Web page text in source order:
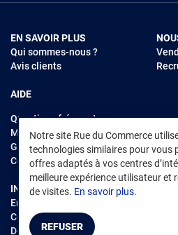
EN SAVOIR PLUS
Qui sommes-nous ?
Avis clients
AIDE
Questions fréquentes
Modes de règlements
Garantie et retours
Contacter Rue du Commerce
INFORMATIONS LÉGALES
Environnement
CGV /CGU Marketplace
Données personnelles
Notre site Rue du Commerce
technologies similaires pour vous
offres adaptés à vos centres
meilleure expérience utilisateur et
de visites. En savoir plus.
REFUSER